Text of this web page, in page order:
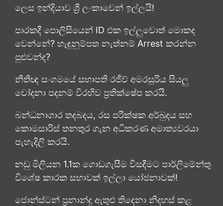
ලෙස ඉන්දියාව ශ්‍රී ලංකාවෙන් ඉල්ලයි!
පාරකදී පොලිසියෙන් ID එක ඉල්ලුවොත් මොකද
වෙන්නේ? හැඳුනුම්පත නැත්නම් Arrest කරන්න
පුළුවන්ද?
නීතිඥ සංගමයේ සභාපති රජීව් අමරසූරිය සියලු
චෝදනා පදනම් විරහිව ප්‍රතික්ෂේප කරයි.
බන්ධනාගාර තදබදය, රස පරීක්ෂක අර්බුදය සහ
කොමසාරිස් තනතුර ගැන අධිකරණ අමාත්‍යවරයා
පැහැදිලි කරයි.
නඩු මිලියන 1.1ක ගොඩගැසීම විසඳීමට පාර්ලිමේන්තු
විශේෂ කාරක සභාවක් ඉල්ලා යෝජනාවක්!
ජොන්ස්ටන් ප්‍රනාන්දු ඇතුළු තිදෙනා නිදහස් කළ